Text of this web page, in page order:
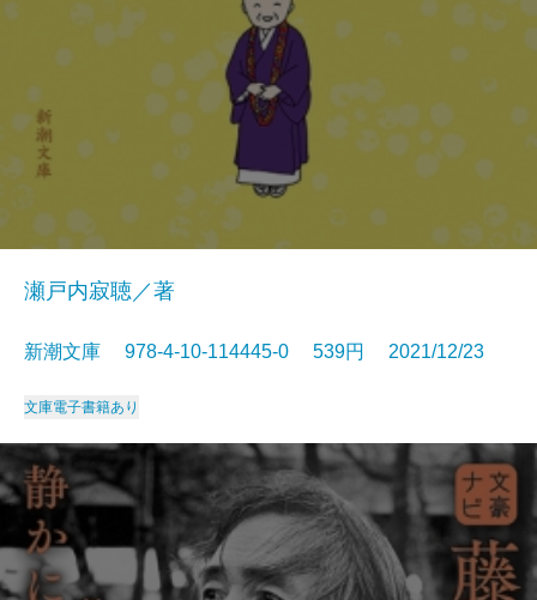
瀬戸内寂聴／著
新潮文庫 978-4-10-114445-0 539円 2021/12/23
文庫電子書籍あり